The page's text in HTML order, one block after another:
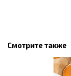
Смотрите также